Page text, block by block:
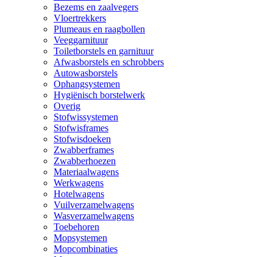
Bezems en zaalvegers
Vloertrekkers
Plumeaus en raagbollen
Veeggarnituur
Toiletborstels en garnituur
Afwasborstels en schrobbers
Autowasborstels
Ophangsystemen
Hygiënisch borstelwerk
Overig
Stofwissystemen
Stofwisframes
Stofwisdoeken
Zwabberframes
Zwabberhoezen
Materiaalwagens
Werkwagens
Hotelwagens
Vuilverzamelwagens
Wasverzamelwagens
Toebehoren
Mopsystemen
Mopcombinaties